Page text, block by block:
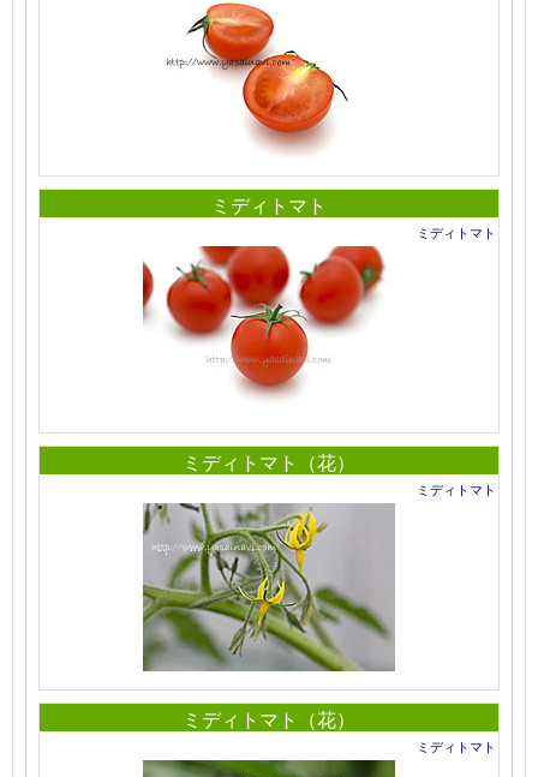
ミディトマト
ミディトマト
ミディトマト（花）
ミディトマト
ミディトマト（花）
ミディトマト